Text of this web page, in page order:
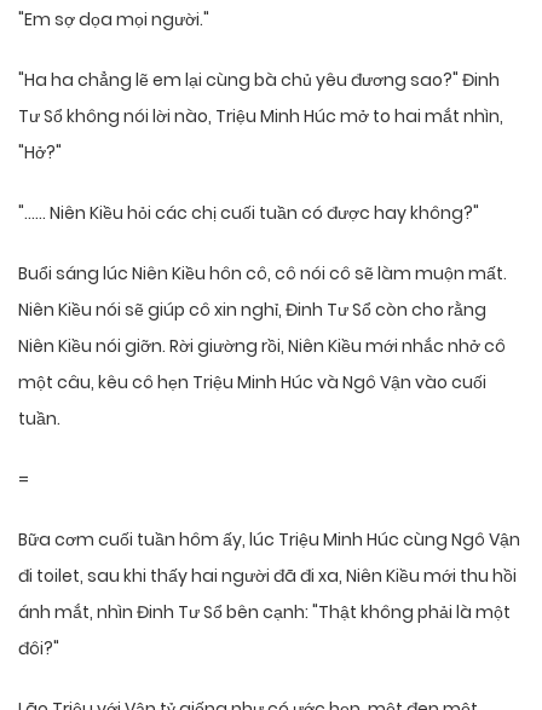
"Em sợ dọa mọi người."
"Ha ha chẳng lẽ em lại cùng bà chủ yêu đương sao?" Đinh
Tư Sổ không nói lời nào, Triệu Minh Húc mở to hai mắt nhìn,
"Hở?"
"…… Niên Kiều hỏi các chị cuối tuần có được hay không?"
Buổi sáng lúc Niên Kiều hôn cô, cô nói cô sẽ làm muộn mất.
Niên Kiều nói sẽ giúp cô xin nghỉ, Đinh Tư Sổ còn cho rằng
Niên Kiều nói giỡn. Rời giường rồi, Niên Kiều mới nhắc nhở cô
một câu, kêu cô hẹn Triệu Minh Húc và Ngô Vận vào cuối
tuần.
=
Bữa cơm cuối tuần hôm ấy, lúc Triệu Minh Húc cùng Ngô Vận
đi toilet, sau khi thấy hai người đã đi xa, Niên Kiều mới thu hồi
ánh mắt, nhìn Đinh Tư Sổ bên cạnh: "Thật không phải là một
đôi?"